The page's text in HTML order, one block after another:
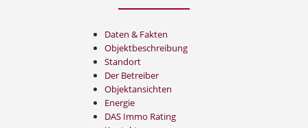
Daten & Fakten
Objektbeschreibung
Standort
Der Betreiber
Objektansichten
Energie
DAS Immo Rating